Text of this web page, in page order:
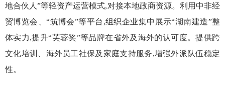
地合伙人”等轻资产运营模式,对接本地政商资源。利用中非经
贸博览会、“筑博会”等平台,组织企业集中展示“湖南建造”整
体实力,提升“芙蓉奖”等品牌在省外及海外的认可度。提供跨
文化培训、海外员工社保及家庭支持服务,增强外派队伍稳定
性。